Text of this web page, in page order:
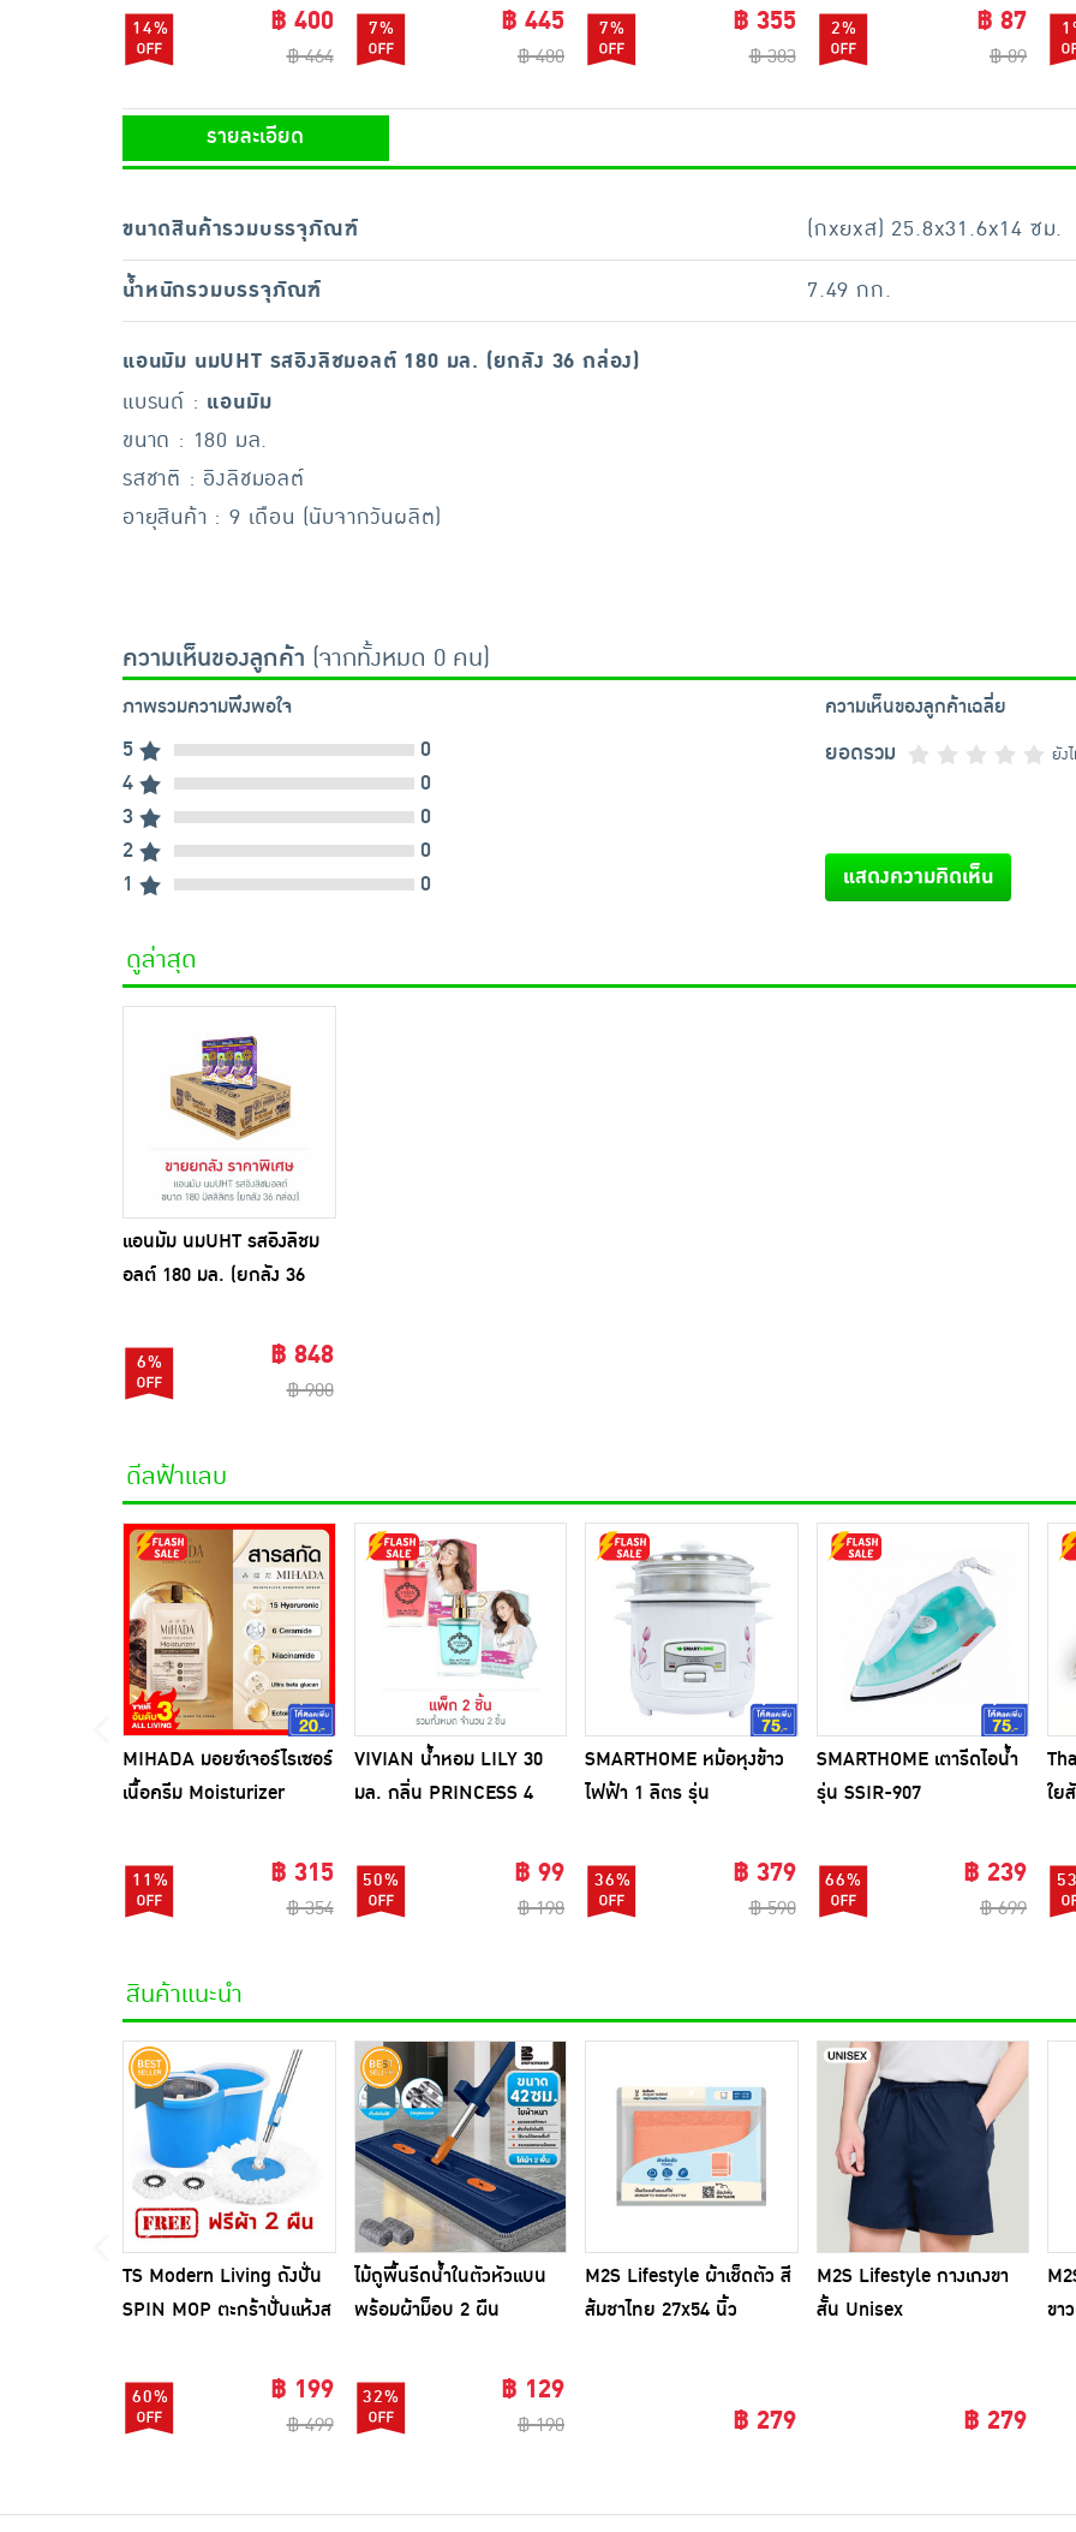
14% ฿ 400
฿ 464
7% ฿ 445
฿ 480
7% ฿ 355
฿ 383
2% ฿ 87
฿ 89
รายละเอียด
ขนาดสินค้ารวมบรรจุภัณฑ์
(กxยxส) 25.8x31.6x14 ซม.
น้ำหนักรวมบรรจุภัณฑ์
7.49 กก.
แอนมัม นมUHT รสอิงลิชมอลต์ 180 มล. (ยกลัง 36 กล่อง)
แบรนด์ : แอนมัม
ขนาด : 180 มล.
รสชาติ : อิงลิชมอลต์
อายุสินค้า : 9 เดือน (นับจากวันผลิต)
ความเห็นของลูกค้า (จากทั้งหมด 0 คน)
ภาพรวมความพึงพอใจ
5
0
4
0
3
0
2
0
1
0
ความเห็นของลูกค้าเฉลี่ย
ยอดรวม ยัง
แสดงความคิดเห็น
ดูล่าสุด
แอนมัม นมUHT รสอิงลิชม
อลต์ 180 มล. (ยกลัง 36
6% ฿ 848
฿ 900
ดีลฟ้าแลบ
MIHADA มอยซ์เจอร์ไรเซอร์
เนื้อครีม Moisturizer
(แพ็ก 6 ชิ้น)
11% ฿ 315
฿ 354
VIVIAN น้ำหอม LILY 30
มล. กลิ่น PRINCESS 4
PRINCESS 5 (ผู้หญิงเซ็กซี่)
50% ฿ 99
฿ 198
SMARTHOME หม้อหุงข้าว
ไฟฟ้า 1 ลิตร รุ่น
36% ฿ 379
฿ 590
SMARTHOME เตารีดไอน้ำ
รุ่น SSIR-907
66% ฿ 239
฿ 699
ใย
สินค้าแนะนำ
TS Modern Living ถังปั่น
SPIN MOP ตะกร้าปั่นแห้งส
CLEANING0019
60% ฿ 199
฿ 499
ไม้ถูพื้นรีดน้ำในตัวหัวแบน
พร้อมผ้าม็อบ 2 ผืน
32% ฿ 129
฿ 190
M2S Lifestyle ผ้าเช็ดตัว สี
ส้มชาไทย 27x54 นิ้ว
฿ 279
M2S Lifestyle กางเกงขา
สั้น Unisex
฿ 279
ขา